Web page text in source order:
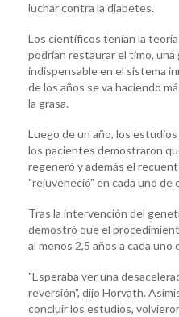
luchar contra la diabetes.
Los científicos tenían la
podrían restaurar el timo, una
indispensable en el sistema
de los años se va haciendo
la grasa.
Luego de un año, los
los pacientes demostraron
regeneró y además el
"rejuveneció" en cada uno de
Tras la intervención del
demostró que el
al menos 2,5 años a cada uno
"Esperaba ver una
reversión", dijo Horvath.
concluir los estudios,